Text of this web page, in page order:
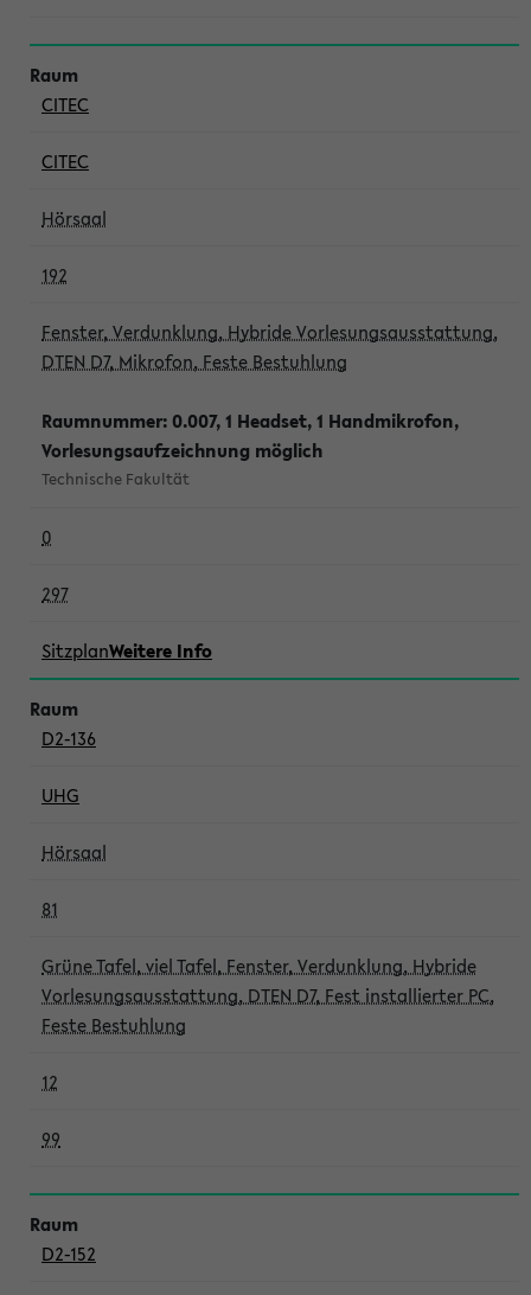
CITEC
CITEC
Hörsaal
192
Fenster, Verdunklung, Hybride Vorlesungsausstattung,
DTEN D7, Mikrofon, Feste Bestuhlung
Raumnummer: 0.007, 1 Headset, 1 Handmikrofon,
Vorlesungsaufzeichnung möglich
Technische Fakultät
0
297
SitzplanWeitere Info
D2-136
UHG
Hörsaal
81
Grüne Tafel, viel Tafel, Fenster, Verdunklung, Hybride
Vorlesungsausstattung, DTEN D7, Fest installierter PC,
Feste Bestuhlung
12
99
D2-152